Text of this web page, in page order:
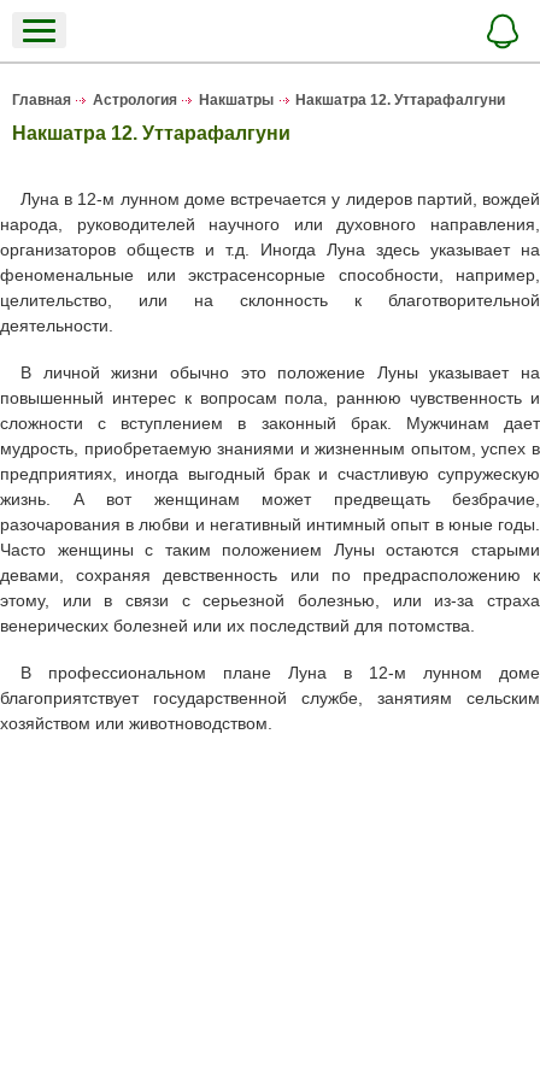
Главная Астрология Накшатры Накшатра 12. Уттарафалгуни
Накшатра 12. Уттарафалгуни
Луна в 12-м лунном доме встречается у лидеров партий, вождей
народа, руководителей научного или духовного направления,
организаторов обществ и т.д. Иногда Луна здесь указывает на
феноменальные или экстрасенсорные способности, например,
целительство, или на склонность к благотворительной
деятельности.
В личной жизни обычно это положение Луны указывает на
повышенный интерес к вопросам пола, раннюю чувственность и
сложности с вступлением в законный брак. Мужчинам дает
мудрость, приобретаемую знаниями и жизненным опытом, успех в
предприятиях, иногда выгодный брак и счастливую супружескую
жизнь. А вот женщинам может предвещать безбрачие,
разочарования в любви и негативный интимный опыт в юные годы.
Часто женщины с таким положением Луны остаются старыми
девами, сохраняя девственность или по предрасположению к
этому, или в связи с серьезной болезнью, или из-за страха
венерических болезней или их последствий для потомства.
В профессиональном плане Луна в 12-м лунном доме
благоприятствует государственной службе, занятиям сельским
хозяйством или животноводством.